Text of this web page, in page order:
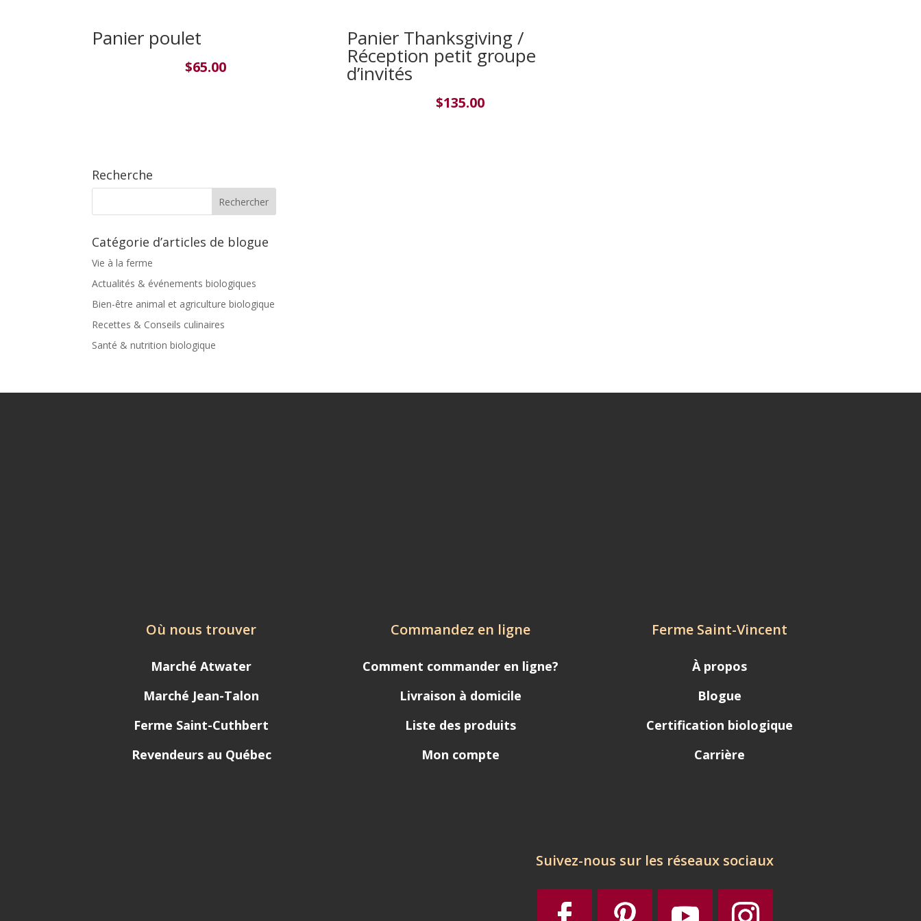
Panier poulet
$65.00
Panier Thanksgiving /
Réception petit groupe
d’invités
$135.00
Recherche
Catégorie d’articles de blogue
Vie à la ferme
Actualités & événements biologiques
Bien-être animal et agriculture biologique
Recettes & Conseils culinaires
Santé & nutrition biologique
Où nous trouver
Marché Atwater
Marché Jean-Talon
Ferme Saint-Cuthbert
Revendeurs au Québec
Commandez en ligne
Comment commander en ligne?
Livraison à domicile
Liste des produits
Mon compte
Ferme Saint-Vincent
À propos
Blogue
Certification biologique
Carrière
Suivez-nous sur les réseaux sociaux